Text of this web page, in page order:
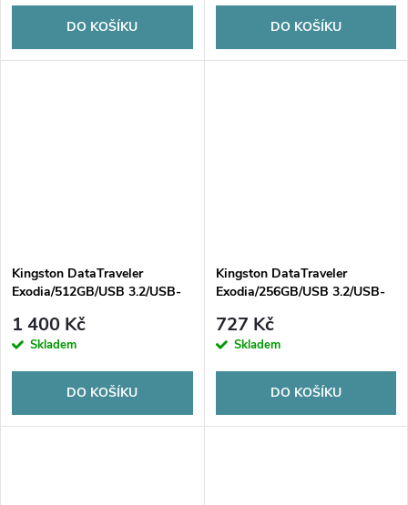
DO KOŠÍKU DO KOŠÍKU
Kingston DataTraveler
Exodia/512GB/USB 3.2/USB-
1 400 Kč
Skladem
DO KOŠÍKU
Kingston DataTraveler
Exodia/256GB/USB 3.2/USB-
727 Kč
Skladem
DO KOŠÍKU